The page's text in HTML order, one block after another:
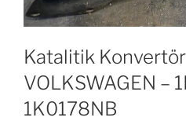
Katalitik
VOLKSWAGEN –
1K0178NB